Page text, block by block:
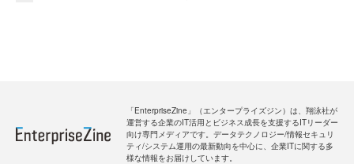
「EnterpriseZine」（エンタープライズジン）は、翔泳社が
運営する企業のIT活用とビジネス成長を支援するITリーダー
向け専門メディアです。データテクノロジー/情報セキュリ
ティ/システム運用の最新動向を中心に、企業ITに関する多
様な情報をお届けしています。